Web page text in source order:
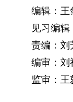
编辑：王
见习编
责编：刘
编审：刘
监审：王